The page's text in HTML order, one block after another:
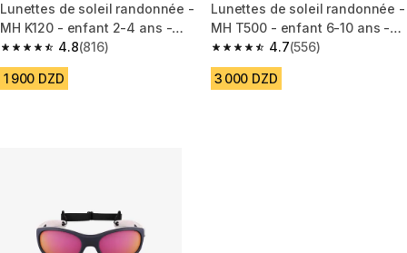
Lunettes de soleil randonnée -
MH K120 - enfant 2-4 ans -
catégorie 4 bleu rouge
4.8
4.8 out of 5 stars from 816 reviews
(816)
1 900 DZD
Lunettes de soleil randonnée -
MH T500 - enfant 6-10 ans -
catégorie 4
4.7
4.7 out of 5 stars from 556
(556)
3 000 DZD